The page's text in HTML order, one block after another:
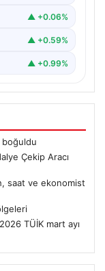
▲ +0.06%
▲ +0.59%
▲ +0.99%
boğuldu
Çekip Aracı
saat ve ekonomist
TÜİK mart ayı